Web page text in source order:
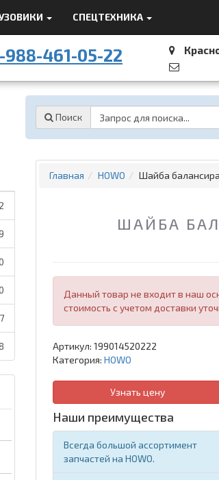
СПЕЦТЕХНИКА
988-461-05-22
Поиск
Главная HOWO Шайба балансира
ШАЙБА
Данный товар не входит в наш
стоимость с учетом доставки
Артикул: 199014520222
Категория: HOWO
Узнать цену
Наши преимущества
Всегда большой ассортимент
запчастей на HOWO.